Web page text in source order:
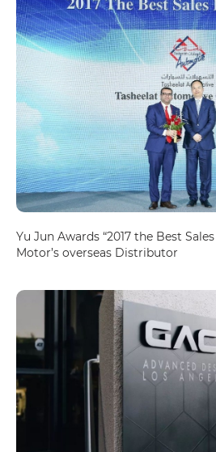
Yu Jun Awards “2017 the Best
Motor’s overseas Distributor